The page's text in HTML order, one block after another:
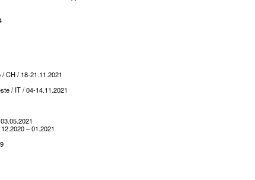
CH / 18-21.11.2021
/ IT / 04-14.11.2021
– 01.2021